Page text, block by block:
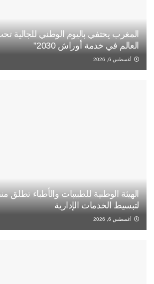
المغرب يحتفي باليوم الوطني للجالية
العالم في خدمة أوراش 2030”
أغسطس 6, 2026
الهيئة الوطنية للطبيبات والأطباء تطلق
لتبسيط الخدمات الإدارية
أغسطس 6, 2026